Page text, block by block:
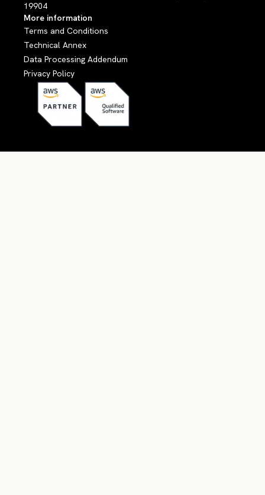
19904
More information
Terms and Conditions
Technical Annex
Data Processing Addendum
Privacy Policy